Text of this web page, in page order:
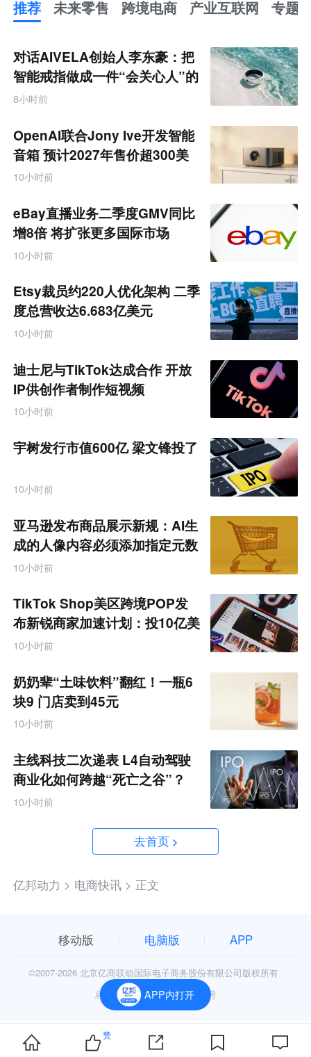
推荐 未来零售 跨境电商 产业互联网 专题
来
零
售
跨
境
产
业
互
联
网
对话AIVELA创始人李东豪：把
智能戒指做成一件“会关心人”的
饰品
8小时前
OpenAI联合Jony Ive开发智能
音箱 预计2027年售价超300美
元
10小时前
eBay直播业务二季度GMV同比
增8倍 将扩张更多国际市场
10小时前
Etsy裁员约220人优化架构 二季
度总营收达6.683亿美元
10小时前
迪士尼与TikTok达成合作 开放
IP供创作者制作短视频
10小时前
宇树发行市值600亿 梁文锋投了
10小时前
亚马逊发布商品展示新规：AI生
成的人像内容必须添加指定元数
据
10小时前
TikTok Shop美区跨境POP发
布新锐商家加速计划：投10亿美
金资源帮扶四类商家
10小时前
奶奶辈“土味饮料”翻红！一瓶6
块9 门店卖到45元
10小时前
主线科技二次递表 L4自动驾驶
商业化如何跨越“死亡之谷”？
10小时前
去首页
亿邦动力 > 电商快讯 > 正文
APP内打开
赞
移动版 电脑版 APP
©2007-2026 北京亿商联动国际电子商务股份有限公司版权所有
京公网安备11010602006906号